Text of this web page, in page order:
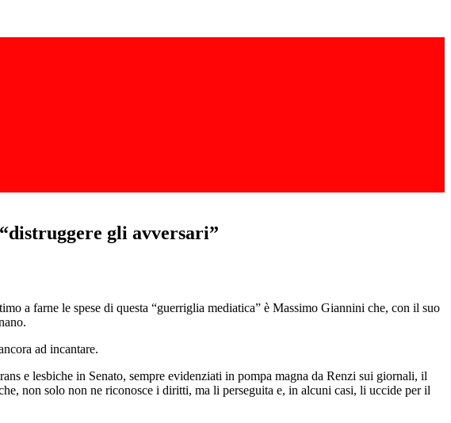
gli avversari”
a farne le spese di questa “guerriglia mediatica” è Massimo Giannini che, con il suo
ad incantare.
e lesbiche in Senato, sempre evidenziati in pompa magna da Renzi sui giornali, il
non solo non ne riconosce i diritti, ma li perseguita e, in alcuni casi, li uccide per il